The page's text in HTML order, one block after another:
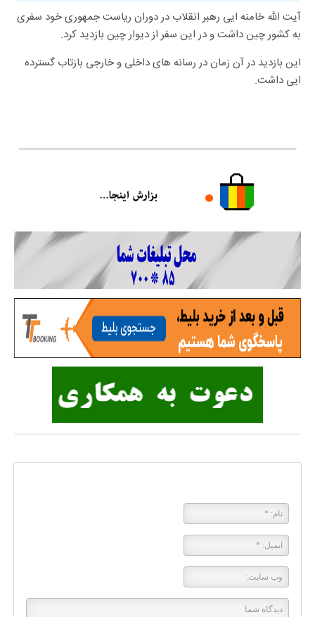
آیت الله خامنه ایی رهبر انقلاب در دوران ریاست جمهوری خود سفری
به کشور چین داشت و در این سفر از دیوار چین بازدید کرد.
این بازدید در آن زمان در رسانه های داخلی و خارجی بازتاب گسترده
ایی داشت.